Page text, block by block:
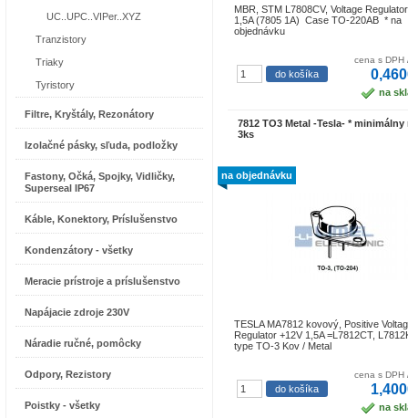
UC..UPC..VIPer..XYZ
Tranzistory
Triaky
Tyristory
Filtre, Kryštály, Rezonátory
Izolačné pásky, sľuda, podložky
Fastony, Očká, Spojky, Vidličky,
Superseal IP67
Káble, Konektory, Príslušenstvo
Kondenzátory - všetky
Meracie prístroje a príslušenstvo
Napájacie zdroje 230V
Náradie ručné, pomôcky
Odpory, Rezistory
Poistky - všetky
MBR, STM L7808CV, Voltage
1,5A (7805 1A) Case TO-220AB * na
objednávku
cena s DPH
na
7812 TO3 Metal -Tesla- * minimálny
3ks
na objednávku
TESLA MA7812 kovový, Positive
Regulator +12V 1,5A =L7812CT,
type TO-3 Kov / Metal
cena s DPH
na